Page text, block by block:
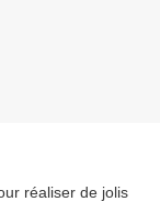
réaliser de jolis